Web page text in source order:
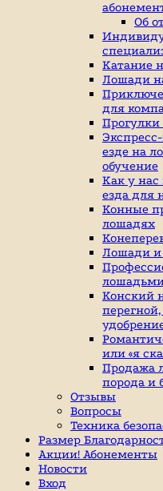
индивидуальные
Об
Катание
Лошади
для
Прогулки
езде на
обучение
Как у нас
езда для
Конные
лошадях
Лошади и
Конский
или «я
Продажа
порода и
Отзывы
Вопросы
Техника
Размер
Акции! Абонементы
Новости
Вход